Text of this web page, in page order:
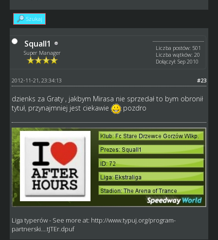
Szukaj
Squall1
Super Manager
Liczba postów: 501
Liczba wątków: 20
Dołączył: Sep 2010
#23
2012-11-21, 23:34:13
dzienks za Graty , jakbym Mirasa nie sprzedał to bym obronił
tytuł, przynajmniej jest ciekawie
pozdro
Liga typerów- See more at: http://www.typuj.org/program-
partnerski....tJTEr.dpuf